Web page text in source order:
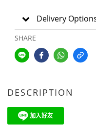
Delivery
SHARE
DESCRIPTION